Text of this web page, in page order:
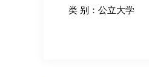
类 别：公立大学